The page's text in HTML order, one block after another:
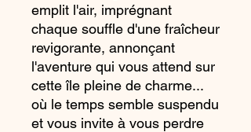
emplit l'air, imprégnant
chaque souffle d'une fraîcheur
revigorante, annonçant
l'aventure qui vous attend sur
cette île pleine de charme...
où le temps semble suspendu
et vous invite à vous perdre